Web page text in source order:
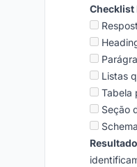
Checklist
Listas
Tabela
Seção